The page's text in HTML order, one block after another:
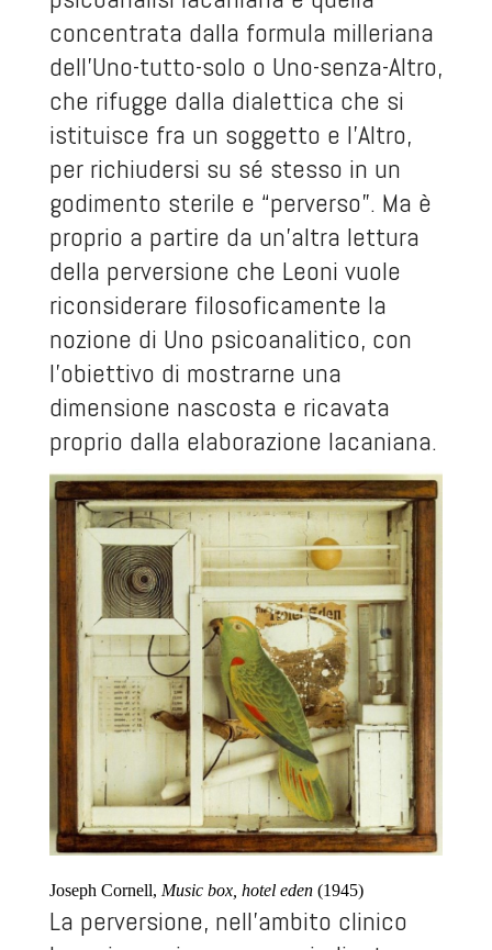
concentrata dalla formula milleriana
dell’Uno-tutto-solo o Uno-senza-Altro,
che rifugge dalla dialettica che si
istituisce fra un soggetto e l’Altro,
per richiudersi su sé stesso in un
godimento sterile e “perverso”. Ma è
proprio a partire da un’altra lettura
della perversione che Leoni vuole
riconsiderare filosoficamente la
nozione di Uno psicoanalitico, con
l’obiettivo di mostrarne una
dimensione nascosta e ricavata
proprio dalla elaborazione lacaniana.
Joseph Cornell, Music box, hotel eden(1945)
La perversione, nell’ambito clinico